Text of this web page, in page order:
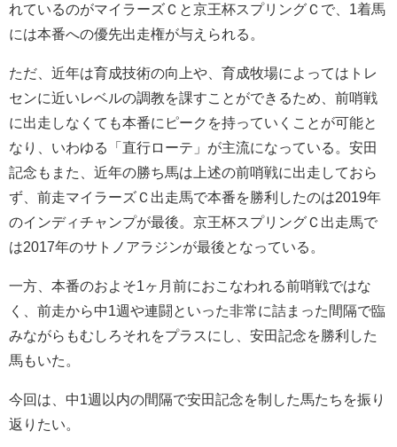
れているのがマイラーズＣと京王杯スプリングＣで、1着馬
には本番への優先出走権が与えられる。
ただ、近年は育成技術の向上や、育成牧場によってはトレ
センに近いレベルの調教を課すことができるため、前哨戦
に出走しなくても本番にピークを持っていくことが可能と
なり、いわゆる「直行ローテ」が主流になっている。安田
記念もまた、近年の勝ち馬は上述の前哨戦に出走しておら
ず、前走マイラーズＣ出走馬で本番を勝利したのは2019年
のインディチャンプが最後。京王杯スプリングＣ出走馬で
は2017年のサトノアラジンが最後となっている。
一方、本番のおよそ1ヶ月前におこなわれる前哨戦ではな
く、前走から中1週や連闘といった非常に詰まった間隔で臨
みながらもむしろそれをプラスにし、安田記念を勝利した
馬もいた。
今回は、中1週以内の間隔で安田記念を制した馬たちを振り
返りたい。